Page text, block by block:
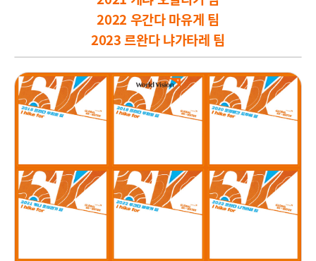
2022 우간다 마유게 팀
2023 르완다 냐가타레 팀